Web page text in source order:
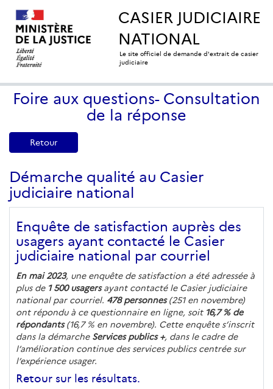
CASIER JUDICIAIRE
NATIONAL
Le site officiel de demande d'extrait de casier
judiciaire
Foire aux questions- Consultation
de la réponse
Retour
Démarche qualité au Casier
judiciaire national
Enquête de satisfaction auprès des
usagers ayant contacté le Casier
judiciaire national par courriel
En mai 2023, une enquête de satisfaction a été adressée à
plus de 1 500 usagersayant contacté le Casier judiciaire
national par courriel. 478 personnes(251 en novembre)
ont répondu à ce questionnaire en ligne, soit 16,7 % de
répondants(16,7 % en novembre). Cette enquête s’inscrit
dans la démarche Services publics +, dans le cadre de
l’amélioration continue des services publics centrée sur
l’expérience usager.
Retour sur les résultats.